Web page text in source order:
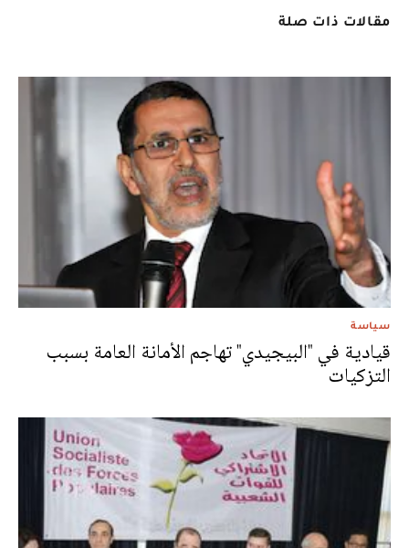
مقالات ذات صلة
سياسة
قيادية في "البيجيدي" تهاجم الأمانة العامة بسبب
التزكيات